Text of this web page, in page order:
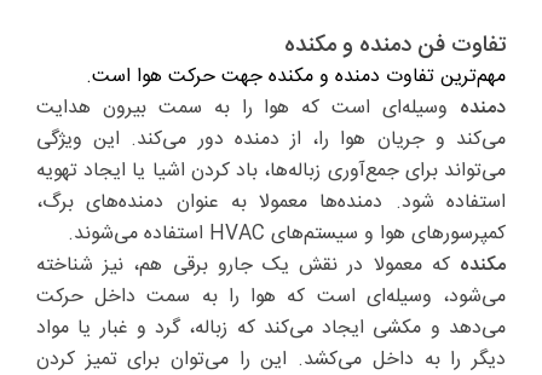
تفاوت فن دمنده و مکنده
مهم‌ترین تفاوت دمنده و مکنده جهت حرکت هوا است.
دمنده وسیله‌ای است که هوا را به سمت بیرون هدایت
می‌کند و جریان هوا را، از دمنده دور می‌کند. این ویژگی
می‌تواند برای جمع‌آوری زباله‌ها، باد کردن اشیا یا ایجاد تهویه
استفاده شود. دمنده‌ها معمولا به عنوان دمنده‌های برگ،
کمپرسورهای هوا و سیستم‌های HVAC استفاده می‌شوند.
مکنده که معمولا در نقش یک جارو برقی هم، نیز شناخته
می‌شود، وسیله‌ای است که هوا را به سمت داخل حرکت
می‌دهد و مکشی ایجاد می‌کند که زباله، گرد و غبار یا مواد
دیگر را به داخل می‌کشد. این را می‌توان برای تمیز کردن